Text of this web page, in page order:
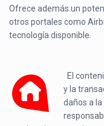
Ofrece además un
otros portales como
tecnología disponible.
El
y la
daños a